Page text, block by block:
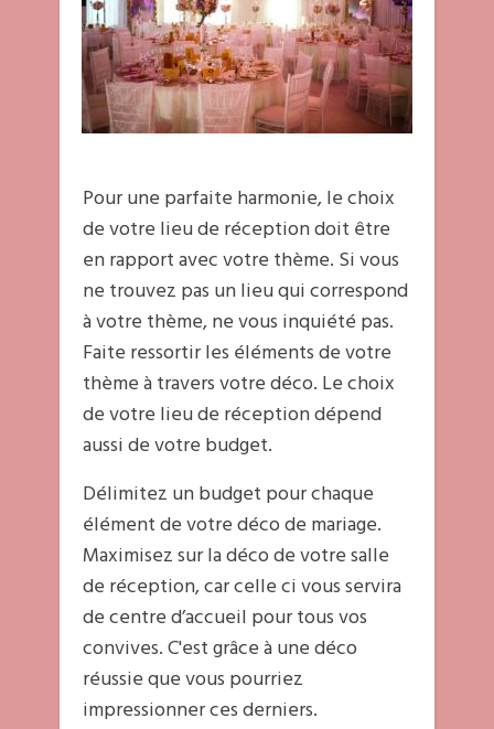
Pour une parfaite harmonie, le choix
de votre lieu de réception doit être
en rapport avec votre thème. Si vous
ne trouvez pas un lieu qui correspond
à votre thème, ne vous inquiété pas.
Faite ressortir les éléments de votre
thème à travers votre déco. Le choix
de votre lieu de réception dépend
aussi de votre budget.
Délimitez un budget pour chaque
élément de votre déco de mariage.
Maximisez sur la déco de votre salle
de réception, car celle ci vous servira
de centre d’accueil pour tous vos
convives. C'est grâce à une déco
réussie que vous pourriez
impressionner ces derniers.